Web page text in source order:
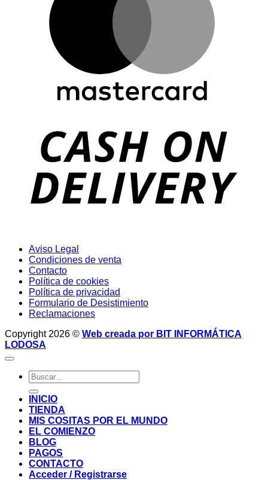
Aviso Legal
Condiciones de venta
Contacto
Política de cookies
Política de privacidad
Formulario de Desistimiento
Reclamaciones
Copyright 2026 © Web creada por BIT INFORMÁTICA
LODOSA
Buscar
por:
INICIO
TIENDA
MIS COSITAS POR EL MUNDO
EL COMIENZO
BLOG
PAGOS
CONTACTO
Acceder / Registrarse